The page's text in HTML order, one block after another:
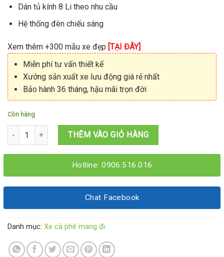
Dán tủ kính 8 Li theo nhu cầu
Hệ thống đèn chiếu sáng
Xem thêm +300 mẫu xe đẹp [TẠI ĐÂY]
Miễn phí tư vấn thiết kế
Xưởng sản xuất xe lưu động giá rẻ nhất
Bảo hành 36 tháng, hậu mãi trọn đời
Còn hàng
Xe cà phê pha máy 1M2x60x2M số lượng
THÊM VÀO GIỎ HÀNG
Hotline: 0906.516.016
Chat Facebook
Danh mục: Xe cà phê mang đi